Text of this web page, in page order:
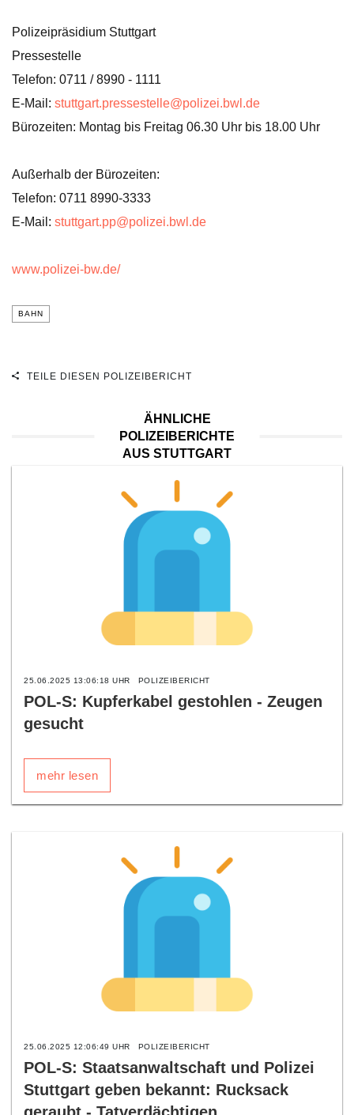
Polizeipräsidium Stuttgart
Pressestelle
Telefon: 0711 / 8990 - 1111
E-Mail: stuttgart.pressestelle@polizei.bwl.de
Bürozeiten: Montag bis Freitag 06.30 Uhr bis 18.00 Uhr
Außerhalb der Bürozeiten:
Telefon: 0711 8990-3333
E-Mail: stuttgart.pp@polizei.bwl.de
www.polizei-bw.de/
BAHN
TEILE DIESEN POLIZEIBERICHT
ÄHNLICHE
POLIZEIBERICHTE
AUS STUTTGART
25.06.2025 13:06:18 UHR POLIZEIBERICHT
POL-S: Kupferkabel gestohlen - Zeugen
gesucht
mehr lesen
25.06.2025 12:06:49 UHR POLIZEIBERICHT
POL-S: Staatsanwaltschaft und Polizei
Stuttgart geben bekannt: Rucksack